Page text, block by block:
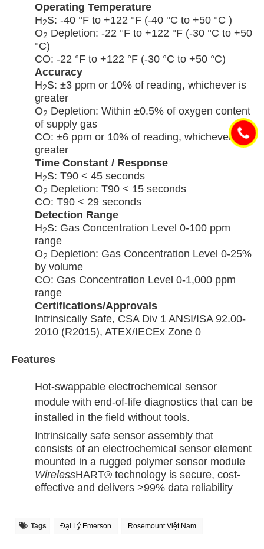
Operating Temperature
H2S: -40 °F to +122 °F (-40 °C to +50 °C )
O2 Depletion: -22 °F to +122 °F (-30 °C to +50
°C)
CO: -22 °F to +122 °F (-30 °C to +50 °C)
Accuracy
H2S: ±3 ppm or 10% of reading, whichever is
greater
O2 Depletion: Within ±0.5% of oxygen content
of supply gas
CO: ±6 ppm or 10% of reading, whichever is
greater
Time Constant / Response
H2S: T90 < 45 seconds
O2 Depletion: T90 < 15 seconds
CO: T90 < 29 seconds
Detection Range
H2S: Gas Concentration Level 0-100 ppm
range
O2 Depletion: Gas Concentration Level 0-25%
by volume
CO: Gas Concentration Level 0-1,000 ppm
range
Certifications/Approvals
Intrinsically Safe, CSA Div 1 ANSI/ISA 92.00-
2010 (R2015), ATEX/IECEx Zone 0
Features
Hot-swappable electrochemical sensor
module with end-of-life diagnostics that can be
installed in the field without tools.
Intrinsically safe sensor assembly that
consists of an electrochemical sensor element
mounted in a rugged polymer sensor module
WirelessHART® technology is secure, cost-
effective and delivers >99% data reliability
Tags Đại Lý Emerson Rosemount Việt Nam